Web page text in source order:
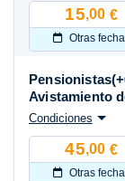
15,00 €
Otras
45,00 €
Otras
Avistamiento
Condiciones